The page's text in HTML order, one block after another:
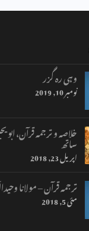
وہی رہ گزر
نومبر 10, 2019
خلاصہ و ترجمہ قرآن،
ساتھ
اپریل 23, 2018
ترجمہ قرآن – مولانا
مئی 5, 2018